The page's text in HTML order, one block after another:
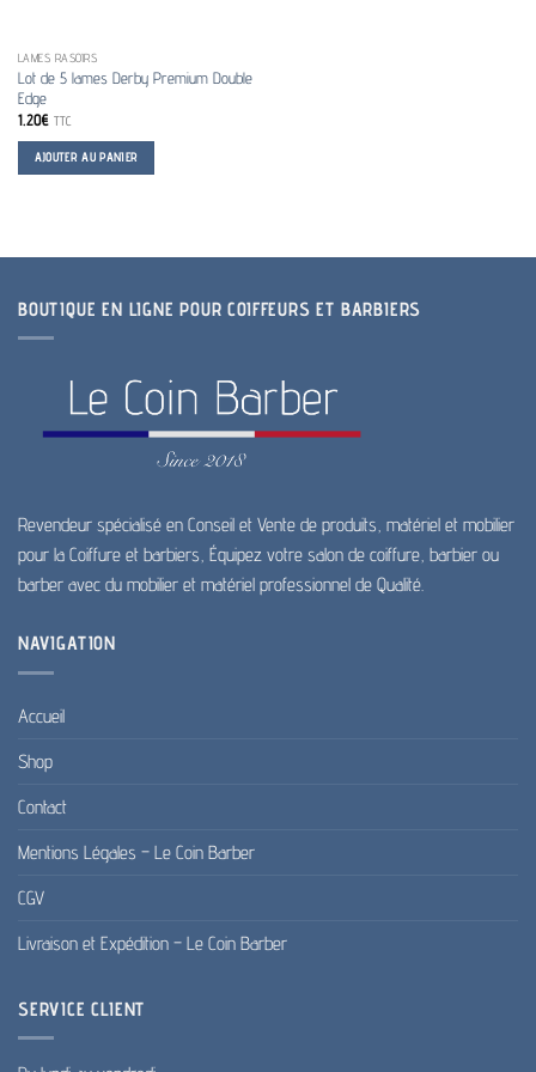
LAMES RASOIRS
Lot de 5 lames Derby Premium Double
Edge
1.20€ TTC
AJOUTER AU PANIER
BOUTIQUE EN LIGNE POUR COIFFEURS ET BARBIERS
Revendeur spécialisé en Conseil et Vente de produits, matériel et mobilier
pour la Coiffure et barbiers, Équipez votre salon de coiffure, barbier ou
barber avec du mobilier et matériel professionnel de Qualité.
NAVIGATION
Accueil
Shop
Contact
Mentions Légales – Le Coin Barber
CGV
Livraison et Expédition – Le Coin Barber
SERVICE CLIENT